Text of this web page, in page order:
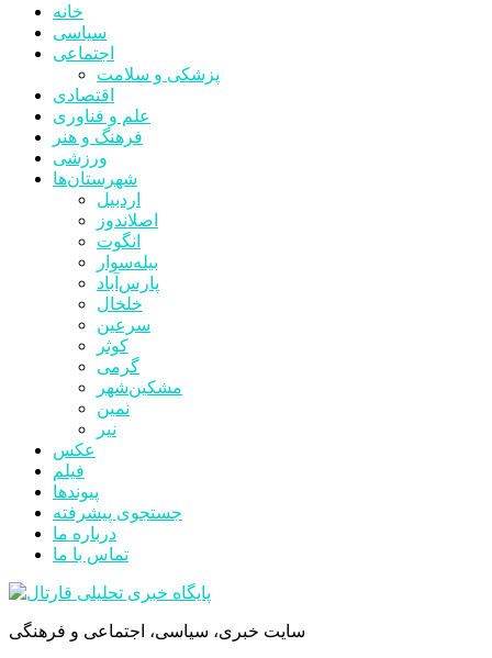
خانه
سیاسی
اجتماعی
پزشکی و سلامت
اقتصادی
علم و فناوری
فرهنگ و هنر
ورزشی
شهرستان‌ها
اردبیل
اصلاندوز
انگوت
بیله‌سوار
پارس‌آباد
خلخال
سرعین
کوثر
گرمی
مشکین‌شهر
نمین
نیر
عکس
فیلم
پیوندها
جستجوی پیشرفته
درباره ما
تماس با ما
سایت خبری، سیاسی، اجتماعی و فرهنگی